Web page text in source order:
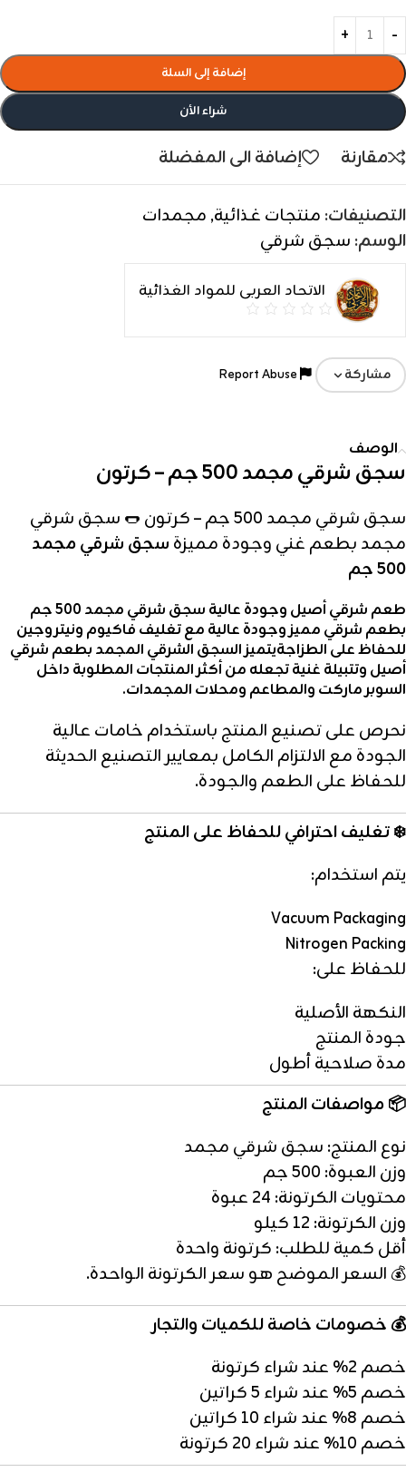
إضافة إلى السلة
شراء الأن
مقارنة إضافة الى المفضلة
التصنيفات: منتجات غذائية, مجمدات
الوسم: سجق شرقي
الاتحاد العربى للمواد الغذائية
مشاركة
الوصف
سجق شرقي مجمد 500 جم – كرتون
سجق شرقي مجمد 500 جم – كرتون 🌭 سجق شرقي
مجمد بطعم غني وجودة مميزة سجق شرقي مجمد
500 جم
طعم شرقي أصيل وجودة عالية سجق شرقي مجمد 500 جم
بطعم شرقي مميز وجودة عالية مع تغليف فاكيوم ونيتروجين
للحفاظ على الطزاجةيتميزالسجق الشرقي المجمدبطعم شرقي
أصيل وتتبيلة غنية تجعله من أكثر المنتجات المطلوبة داخل
السوبر ماركت والمطاعم ومحلات المجمدات.
نحرص على تصنيع المنتج باستخدام خامات عالية
الجودة مع الالتزام الكامل بمعايير التصنيع الحديثة
للحفاظ على الطعم والجودة.
❄️ تغليف احترافي للحفاظ على المنتج
يتم استخدام:
Vacuum Packaging
Nitrogen Packing
للحفاظ على:
النكهة الأصلية
جودة المنتج
مدة صلاحية أطول
📦 مواصفات المنتج
نوع المنتج: سجق شرقي مجمد
وزن العبوة: 500 جم
محتويات الكرتونة: 24 عبوة
وزن الكرتونة: 12 كيلو
أقل كمية للطلب: كرتونة واحدة
💰 السعر الموضح هو سعر الكرتونة الواحدة.
💰 خصومات خاصة للكميات والتجار
خصم 2% عند شراء كرتونة
خصم 5% عند شراء 5 كراتين
خصم 8% عند شراء 10 كراتين
خصم 10% عند شراء 20 كرتونة